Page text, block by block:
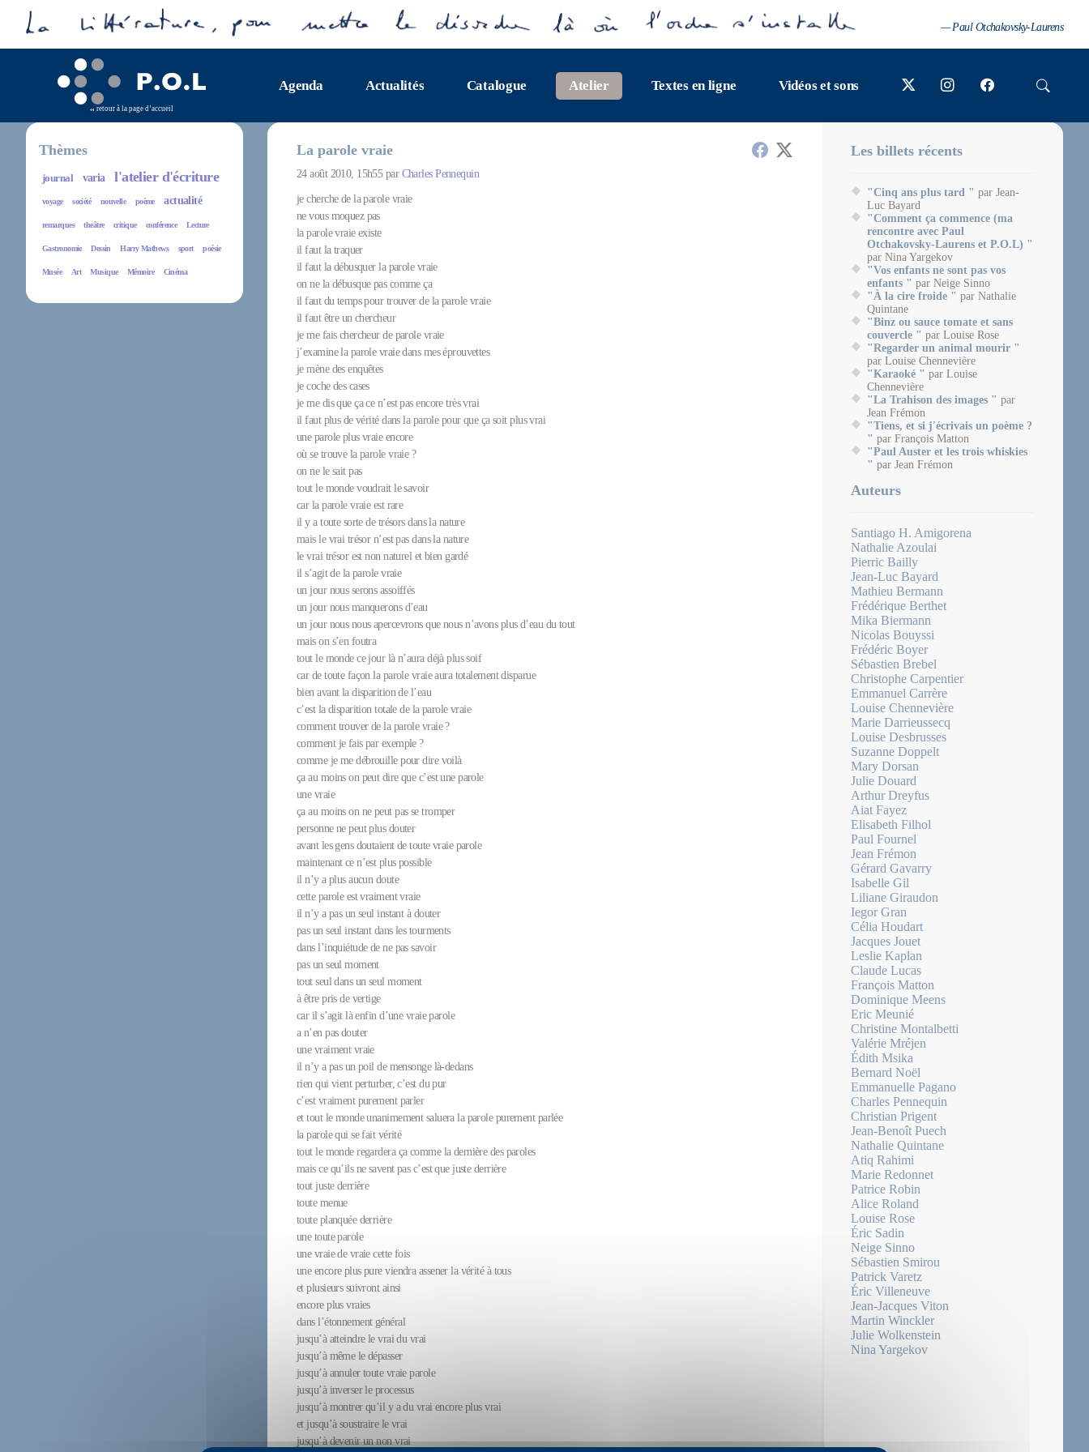
— Paul Otchakovsky-Laurens
retour à la page d’accueil
Agenda Actualités Catalogue Atelier Textes en ligne Vidéos et sons
Thèmes
journal varia l'atelier d'écriture
voyage société nouvelle poème actualité
remarques theâtre critique conférence Lecture
Gastronomie Dessin Harry Mathews sport poésie
Musée Art Musique Mémoire Cinéma
La parole vraie
24 août 2010, 15h55 par Charles Pennequin
je cherche de la parole vraie
ne vous moquez pas
la parole vraie existe
il faut la traquer
il faut la débusquer la parole vraie
on ne la débusque pas comme ça
il faut du temps pour trouver de la parole vraie
il faut être un chercheur
je me fais chercheur de parole vraie
j’examine la parole vraie dans mes éprouvettes
je mène des enquêtes
je coche des cases
je me dis que ça ce n’est pas encore très vrai
il faut plus de vérité dans la parole pour que ça soit plus vrai
une parole plus vraie encore
où se trouve la parole vraie ?
on ne le sait pas
tout le monde voudrait le savoir
car la parole vraie est rare
il y a toute sorte de trésors dans la nature
mais le vrai trésor n’est pas dans la nature
le vrai trésor est non naturel et bien gardé
il s’agit de la parole vraie
un jour nous serons assoiffés
un jour nous manquerons d’eau
un jour nous nous apercevrons que nous n’avons plus d’eau du tout
mais on s’en foutra
tout le monde ce jour là n’aura déjà plus soif
car de toute façon la parole vraie aura totalement disparue
bien avant la disparition de l’eau
c’est la disparition totale de la parole vraie
comment trouver de la parole vraie ?
comment je fais par exemple ?
comme je me débrouille pour dire voilà
ça au moins on peut dire que c’est une parole
une vraie
ça au moins on ne peut pas se tromper
personne ne peut plus douter
avant les gens doutaient de toute vraie parole
maintenant ce n’est plus possible
il n’y a plus aucun doute
cette parole est vraiment vraie
il n’y a pas un seul instant à douter
pas un seul instant dans les tourments
dans l’inquiétude de ne pas savoir
pas un seul moment
tout seul dans un seul moment
à être pris de vertige
car il s’agit là enfin d’une vraie parole
a n’en pas douter
une vraiment vraie
il n’y a pas un poil de mensonge là-dedans
rien qui vient perturber, c’est du pur
c’est vraiment purement parler
et tout le monde unanimement saluera la parole purement parlée
la parole qui se fait vérité
tout le monde regardera ça comme la dernière des paroles
mais ce qu’ils ne savent pas c’est que juste derrière
tout juste derrière
toute menue
toute planquée derrière
une toute parole
une vraie de vraie cette fois
une encore plus pure viendra assener la vérité à tous
et plusieurs suivront ainsi
encore plus vraies
dans l’étonnement général
jusqu’à atteindre le vrai du vrai
jusqu’à même le dépasser
jusqu’à annuler toute vraie parole
jusqu’à inverser le processus
jusqu’à montrer qu’il y a du vrai encore plus vrai
et jusqu’à soustraire le vrai
jusqu’à devenir un non vrai
Les billets récents
"Cinq ans plus tard " par Jean-
Luc Bayard
"Comment ça commence (ma
rencontre avec Paul
Otchakovsky-Laurens et P.O.L) "
par Nina Yargekov
"Vos enfants ne sont pas vos
enfants " par Neige Sinno
"À la cire froide " par Nathalie
Quintane
"Binz ou sauce tomate et sans
couvercle " par Louise Rose
"Regarder un animal mourir "
par Louise Chennevière
"Karaoké " par Louise
Chennevière
"La Trahison des images " par
Jean Frémon
"Tiens, et si j'écrivais un poème ?
" par François Matton
"Paul Auster et les trois whiskies
" par Jean Frémon
Auteurs
Santiago H. Amigorena
Nathalie Azoulai
Pierric Bailly
Jean-Luc Bayard
Mathieu Bermann
Frédérique Berthet
Mika Biermann
Nicolas Bouyssi
Frédéric Boyer
Sébastien Brebel
Christophe Carpentier
Emmanuel Carrère
Louise Chennevière
Marie Darrieussecq
Louise Desbrusses
Suzanne Doppelt
Mary Dorsan
Julie Douard
Arthur Dreyfus
Aiat Fayez
Elisabeth Filhol
Paul Fournel
Jean Frémon
Gérard Gavarry
Isabelle Gil
Liliane Giraudon
Iegor Gran
Célia Houdart
Jacques Jouet
Leslie Kaplan
Claude Lucas
François Matton
Dominique Meens
Eric Meunié
Christine Montalbetti
Valérie Mréjen
Édith Msika
Bernard Noël
Emmanuelle Pagano
Charles Pennequin
Christian Prigent
Jean-Benoît Puech
Nathalie Quintane
Atiq Rahimi
Marie Redonnet
Patrice Robin
Alice Roland
Louise Rose
Éric Sadin
Neige Sinno
Sébastien Smirou
Patrick Varetz
Éric Villeneuve
Jean-Jacques Viton
Martin Winckler
Julie Wolkenstein
Nina Yargekov